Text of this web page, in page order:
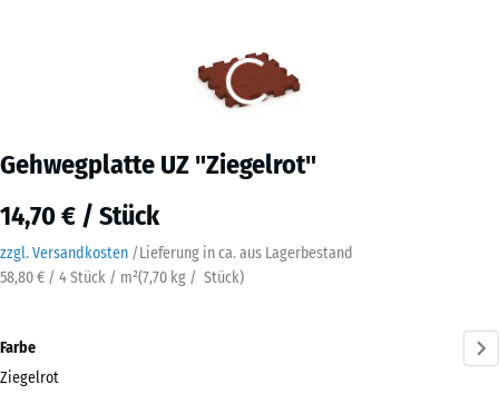
Gehwegplatte UZ "Ziegelrot"
14,70 € / Stück
zzgl. Versandkosten /Lieferung in ca. aus Lagerbestand
58,80 € / 4 Stück / m²(7,70 kg / Stück)
Farbe
Ziegelrot